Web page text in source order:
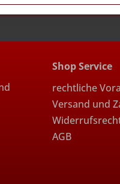
Shop Service
rechtliche
Versand und
AGB